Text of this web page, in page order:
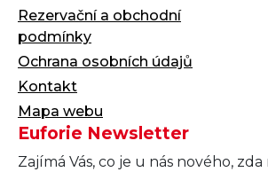
Rezervační a obchodní
podmínky
Ochrana osobních údajů
Kontakt
Mapa webu
Euforie Newsletter
Zajímá Vás, co je u nás nového,